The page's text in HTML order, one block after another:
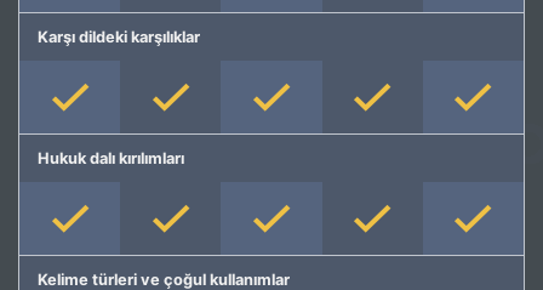
Karşı dildeki karşılıklar
Hukuk dalı kırılımları
Kelime türleri ve çoğul kullanımlar